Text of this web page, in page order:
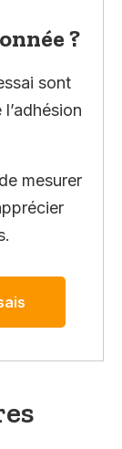
?
sont
mesurer